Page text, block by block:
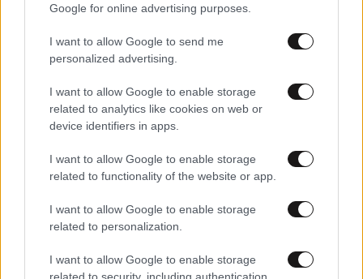
Google for online advertising purposes.
I want to allow Google to send me
personalized advertising.
I want to allow Google to enable storage
related to analytics like cookies on web or
device identifiers in apps.
I want to allow Google to enable storage
related to functionality of the website or app.
I want to allow Google to enable storage
related to personalization.
I want to allow Google to enable storage
related to security, including authentication
Η ζωή του Βαγγέλη Γιακουμάκη μεταφέρεται στη
θεατρική σκηνή – Μια παράσταση για όλα όσα έζησε